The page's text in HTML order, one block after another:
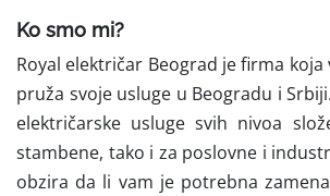
Ko smo mi?
Royal električar Beograd je firma koja
pruža svoje usluge u Beogradu i
električarske usluge svih nivoa
stambene, tako i za poslovne i
obzira da li vam je potrebna